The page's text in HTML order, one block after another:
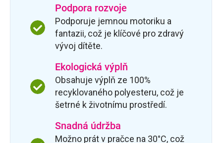
Podpora rozvoje
Podporuje jemnou motoriku a
fantazii, což je klíčové pro zdravý
vývoj dítěte.
Ekologická výplň
Obsahuje výplň ze 100%
recyklovaného polyesteru, což je
šetrné k životnímu prostředí.
Snadná údržba
Možno prát v pračce na 30°C, což